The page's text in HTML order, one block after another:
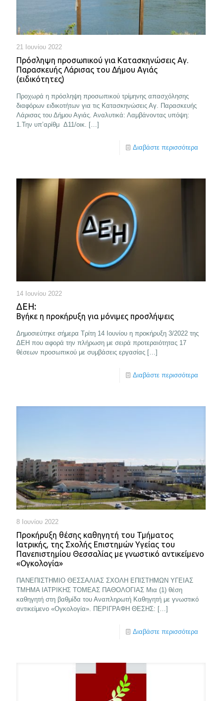
21 Ιουνίου 2022
Πρόσληψη προσωπικού για Κατασκηνώσεις Αγ.
Παρασκευής Λάρισας του Δήμου Αγιάς
(ειδικότητες)
Προχωρά η πρόσληψη προσωπικού τρίμηνης απασχόλησης
διαφόρων ειδικοτήτων για τις Κατασκηνώσεις Αγ. Παρασκευής
Λάρισας του Δήμου Αγιάς. Αναλυτικά: Λαμβάνοντας υπόψη:
1.Την υπ’αρίθμ Δ11/οικ.
[…]
Διαβάστε περισσότερα
14 Ιουνίου 2022
ΔΕΗ:
Βγήκε η προκήρυξη για μόνιμες προσλήψεις
Δημοσιεύτηκε σήμερα Τρίτη 14 Ιουνίου η προκήρυξη 3/2022 της
ΔΕΗ που αφορά την πλήρωση με σειρά προτεραιότητας 17
θέσεων προσωπικού με συμβάσεις εργασίας […]
Διαβάστε περισσότερα
8 Ιουνίου 2022
Προκήρυξη θέσης καθηγητή του Τμήματος
Ιατρικής, της Σχολής Επιστημών Υγείας του
Πανεπιστημίου Θεσσαλίας με γνωστικό αντικείμενο
«Ογκολογία»
ΠANEΠIΣTHMIO ΘEΣΣAΛIAΣ ΣΧΟΛΗ ΕΠΙΣΤΗΜΩΝ ΥΓΕΙΑΣ
ΤΜΗΜΑ ΙΑΤΡΙΚΗΣ ΤΟΜΕΑΣ ΠΑΘΟΛΟΓΙΑΣ Μια (1) θέση
καθηγητή στη βαθμίδα του Αναπληρωτή Καθηγητή με γνωστικό
αντικείμενο «Ογκολογία». ΠΕΡΙΓΡΑΦΗ ΘΕΣΗΣ: […]
Διαβάστε περισσότερα